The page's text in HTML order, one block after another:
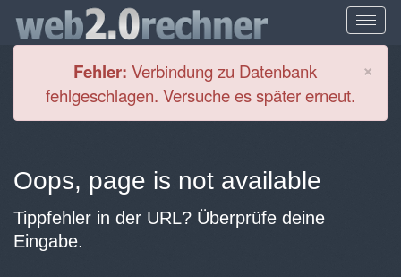
×
Fehler: Verbindung zu Datenbank
fehlgeschlagen. Versuche es später erneut.
Oops, page is not available
Tippfehler in der URL? Überprüfe deine
Eingabe.